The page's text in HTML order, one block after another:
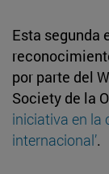
Esta segunda
por parte del
Society de la
iniciativa en la
internacional’.